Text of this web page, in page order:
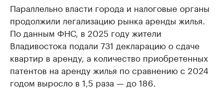
Параллельно власти города и налоговые органы
продолжили легализацию рынка аренды жилья.
По данным ФНС, в 2025 году жители
Владивостока подали 731 декларацию о сдаче
квартир в аренду, а количество приобретенных
патентов на аренду жилья по сравнению с 2024
годом выросло в 1,5 раза — до 186.